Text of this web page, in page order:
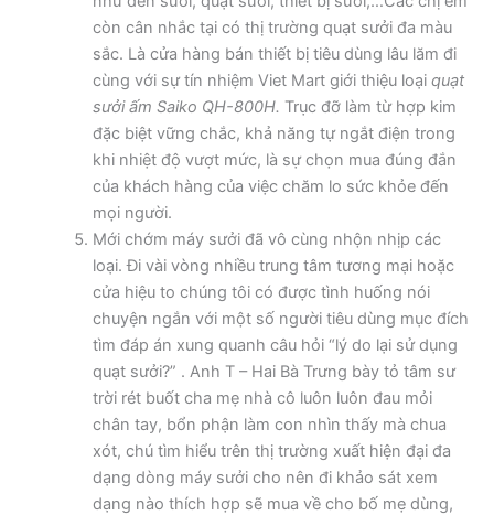
còn cân nhắc tại có thị trường quạt sưởi đa màu
sắc. Là cửa hàng bán thiết bị tiêu dùng lâu lăm đi
cùng với sự tín nhiệm Viet Mart giới thiệu loại quạt
sưởi ấm Saiko QH-800H. Trục đỡ làm từ hợp kim
đặc biệt vững chắc, khả năng tự ngắt điện trong
khi nhiệt độ vượt mức, là sự chọn mua đúng đắn
của khách hàng của việc chăm lo sức khỏe đến
mọi người.
Mới chớm máy sưởi đã vô cùng nhộn nhịp các
loại. Đi vài vòng nhiều trung tâm tương mại hoặc
cửa hiệu to chúng tôi có được tình huống nói
chuyện ngắn với một số người tiêu dùng mục đích
tìm đáp án xung quanh câu hỏi “lý do lại sử dụng
quạt sưởi?” . Anh T – Hai Bà Trưng bày tỏ tâm sư
trời rét buốt cha mẹ nhà cô luôn luôn đau mỏi
chân tay, bổn phận làm con nhìn thấy mà chua
xót, chú tìm hiểu trên thị trường xuất hiện đại đa
dạng dòng máy sưởi cho nên đi khảo sát xem
dạng nào thích hợp sẽ mua về cho bố mẹ dùng,